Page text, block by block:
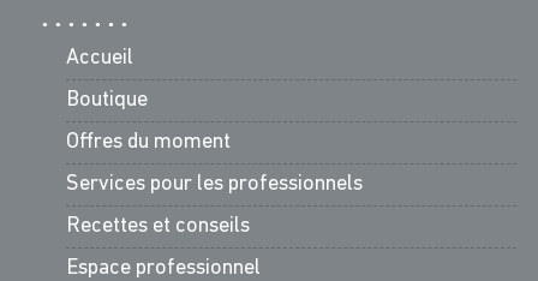
Accueil
Boutique
Offres du moment
Services pour les professionnels
Recettes et conseils
Espace professionnel